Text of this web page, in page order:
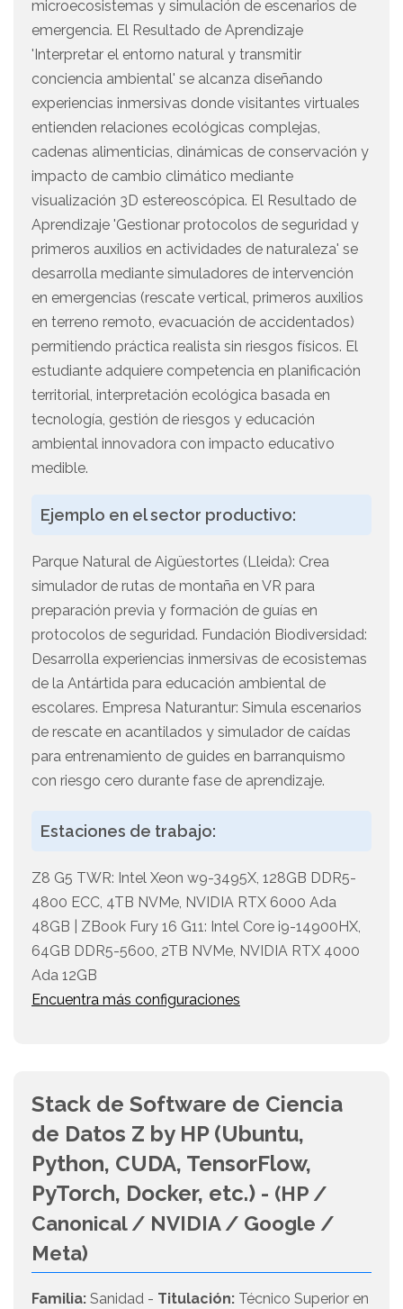
microecosistemas y simulación de escenarios de
emergencia. El Resultado de Aprendizaje
'Interpretar el entorno natural y transmitir
conciencia ambiental' se alcanza diseñando
experiencias inmersivas donde visitantes virtuales
entienden relaciones ecológicas complejas,
cadenas alimenticias, dinámicas de conservación y
impacto de cambio climático mediante
visualización 3D estereoscópica. El Resultado de
Aprendizaje 'Gestionar protocolos de seguridad y
primeros auxilios en actividades de naturaleza' se
desarrolla mediante simuladores de intervención
en emergencias (rescate vertical, primeros auxilios
en terreno remoto, evacuación de accidentados)
permitiendo práctica realista sin riesgos físicos. El
estudiante adquiere competencia en planificación
territorial, interpretación ecológica basada en
tecnología, gestión de riesgos y educación
ambiental innovadora con impacto educativo
medible.
Ejemplo en el sector productivo:
Parque Natural de Aigüestortes (Lleida): Crea
simulador de rutas de montaña en VR para
preparación previa y formación de guías en
protocolos de seguridad. Fundación Biodiversidad:
Desarrolla experiencias inmersivas de ecosistemas
de la Antártida para educación ambiental de
escolares. Empresa Naturantur: Simula escenarios
de rescate en acantilados y simulador de caídas
para entrenamiento de guides en barranquismo
con riesgo cero durante fase de aprendizaje.
Estaciones de trabajo:
Z8 G5 TWR: Intel Xeon w9-3495X, 128GB DDR5-
4800 ECC, 4TB NVMe, NVIDIA RTX 6000 Ada
48GB | ZBook Fury 16 G11: Intel Core i9-14900HX,
64GB DDR5-5600, 2TB NVMe, NVIDIA RTX 4000
Ada 12GB
Encuentra más configuraciones
Stack de Software de Ciencia
de Datos Z by HP (Ubuntu,
Python, CUDA, TensorFlow,
PyTorch, Docker, etc.) - (HP /
Canonical / NVIDIA / Google /
Meta)
Familia: Sanidad - Titulación: Técnico Superior en